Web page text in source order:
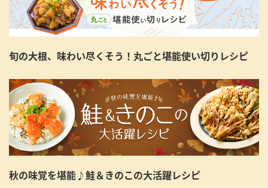
旬の大根、味わい尽くそう！丸ごと堪能使い切りレシピ
秋の味覚を堪能♪鮭＆きのこの大活躍レシピ